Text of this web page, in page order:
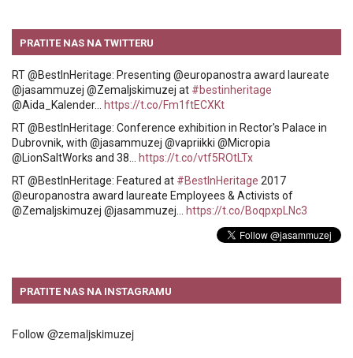
PRATITE NAS NA TWITTERU
RT @BestInHeritage: Presenting @europanostra award laureate
@jasammuzej @Zemaljskimuzej at #bestinheritage
@Aida_Kalender…
https://t.co/Fm1ftECXKt
RT @BestInHeritage: Conference exhibition in Rector's Palace in
Dubrovnik, with @jasammuzej @vapriikki @Micropia
@LionSaltWorks and 38…
https://t.co/vtf5ROtLTx
RT @BestInHeritage: Featured at #BestInHeritage 2017
@europanostra award laureate Employees & Activists of
@Zemaljskimuzej @jasammuzej…
https://t.co/BoqpxpLNc3
PRATITE NAS NA INSTAGRAMU
Follow @zemaljskimuzej